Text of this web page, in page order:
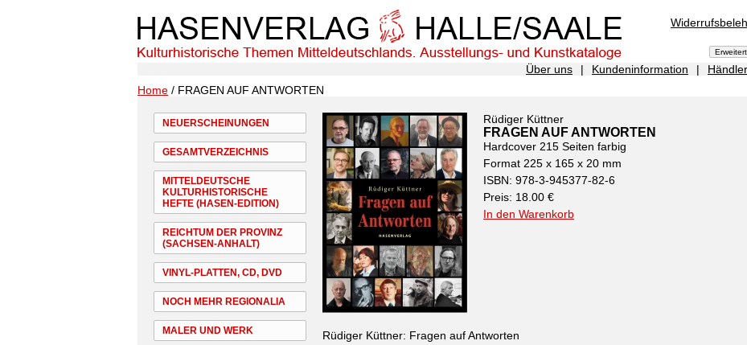
Über uns | Kundeninformation |
Home / FRAGEN AUF ANTWORTEN
NEUERSCHEINUNGEN
GESAMTVERZEICHNIS
MITTELDEUTSCHE
KULTURHISTORISCHE
HEFTE (HASEN-EDITION)
REICHTUM DER PROVINZ
(SACHSEN-ANHALT)
VINYL-PLATTEN, CD, DVD
NOCH MEHR REGIONALIA
MALER UND WERK
Rüdiger Küttner
FRAGEN AUF ANTWORTEN
Hardcover 215 Seiten farbig
Format 225 x 165 x 20 mm
ISBN: 978-3-945377-82-6
Preis: 18.00 €
In den Warenkorb
Rüdiger Küttner: Fragen auf Antworten